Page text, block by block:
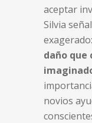
aceptar
Silvia
daño que
novios